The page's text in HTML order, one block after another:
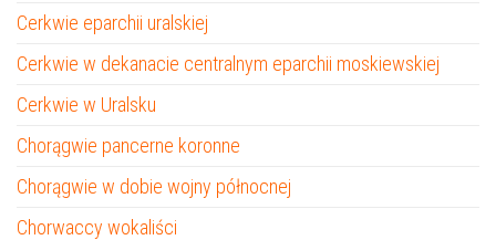
Cerkwie eparchii uralskiej
Cerkwie w dekanacie centralnym eparchii moskiewskiej
Cerkwie w Uralsku
Chorągwie pancerne koronne
Chorągwie w dobie wojny północnej
Chorwaccy wokaliści